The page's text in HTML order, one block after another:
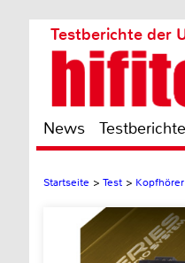
Testberichte der
News Testberichte
Startseite > Test >